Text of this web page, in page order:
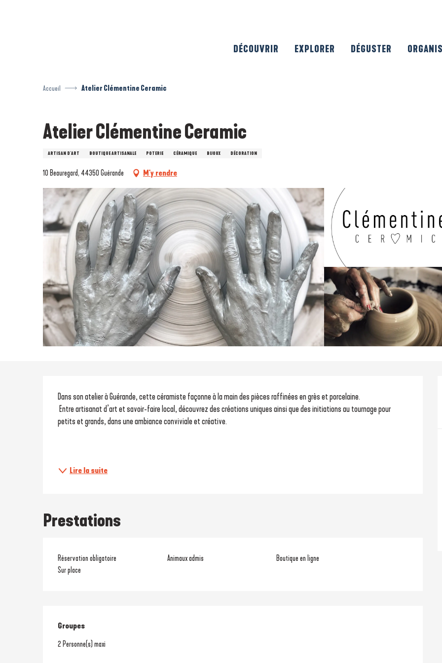
DÉCOUVRIR EXPLORER DÉGUSTER
Accueil Atelier Clémentine Ceramic
Atelier Clémentine Ceramic
ARTISAN D'ART BOUTIQUE ARTISANALE POTERIE CÉRAMIQUE BIJOUX DÉCORATION
10 Beauregard, 44350 Guérande M'y rendre
Description
Dans son atelier à Guérande, cette céramiste façonne à la main des pièces raffinées en grès et porcelaine.
Entre artisanat d’art et savoir-faire local, découvrez des créations uniques ainsi que des initiations au tournage pour
petits et grands, dans une ambiance conviviale et créative.
Lire la suite
Prestations
Réservation obligatoire Animaux admis
Boutique en ligne
Sur place
Groupes
Groupes
2 Personne(s) maxi